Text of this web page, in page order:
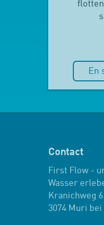
En
Contact
First Flow -
Wasser
Kranichweg 6
3074 Muri